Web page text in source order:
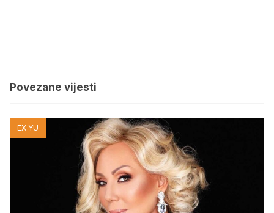
Povezane vijesti
EX YU